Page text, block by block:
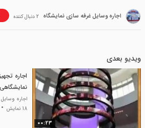
اجاره وسایل غرفه سازی نمایشگاه 2 دنبال کننده
ویدیو بعدی
00:23
اجاره
نمایشگاه
اجاره
18 نمایش